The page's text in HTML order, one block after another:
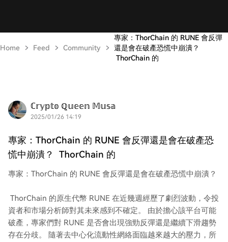
Home Feed Community
專家：ThorChain 的 RUNE 會反彈
還是會在破產恐慌中崩潰？
ThorChain 的
ℂ𝕣𝕪𝕡𝕥𝕠 ℚ𝕦𝕖𝕖𝕟 𝕄𝕦𝕤𝕒
2025/01/26 14:19
專家：ThorChain 的 RUNE 會反彈還是會在破產恐
慌中崩潰？ ThorChain 的
專家：ThorChain 的 RUNE 會反彈還是會在破產恐慌中崩潰？
ThorChain 的原生代幣 RUNE 在近幾週經歷了劇烈波動，令投
資者和市場分析師對其未來感到不確定。 由於擔心該平台可能
破產，專家們對 RUNE 是否會出現強勁反彈還是繼續下滑趨勢
存在分歧。 隨著去中心化流動性網絡面臨越來越大的壓力，所